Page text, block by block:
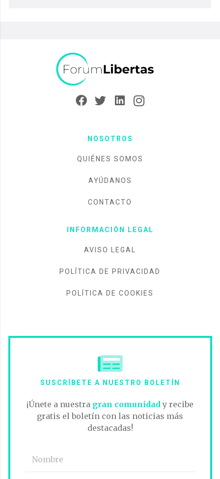
NOSOTROS
QUIÉNES SOMOS
AYÚDANOS
CONTACTO
INFORMACIÓN LEGAL
AVISO LEGAL
POLÍTICA DE PRIVACIDAD
POLÍTICA DE COOKIES
SUSCRÍBETE A NUESTRO BOLETÍN
¡Únete a nuestra gran comunidady recibe
gratis el boletín con las noticias más
destacadas!